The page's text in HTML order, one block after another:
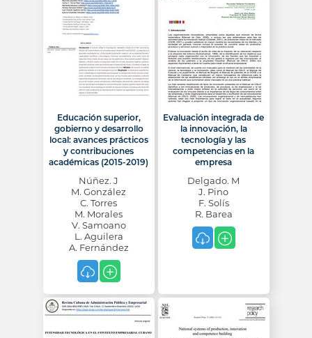
Educación superior,
gobierno y desarrollo
local: avances prácticos
y contribuciones
académicas (2015-2019)
Núñez. J
M. González
C. Torres
M. Morales
V. Samoano
L. Aguilera
A. Fernández
Evaluación integrada de
la innovación, la
tecnología y las
competencias en la
empresa
Delgado. M
J. Pino
F. Solís
R. Barea